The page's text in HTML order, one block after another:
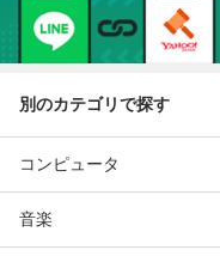
別のカテゴリで探す
コンピュータ
音楽